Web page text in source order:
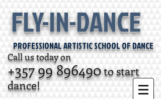
FLY-IN-DANCE
PROFESSIONAL ARTISTIC SCHOOL OF DANCE
Call us today on
+357 99 896490to start
dance!